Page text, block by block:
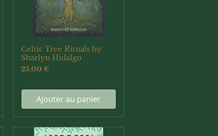
Aperçu rapide
Celtic Tree Rituals by
Sharlyn Hidalgo
Prix
25,00 €
Ajouter au panier